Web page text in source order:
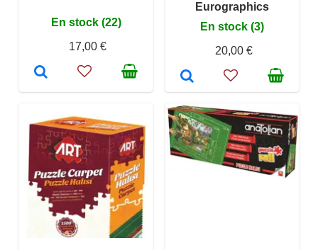
En stock (22)
17,00 €
Eurographics
En stock (3)
20,00 €